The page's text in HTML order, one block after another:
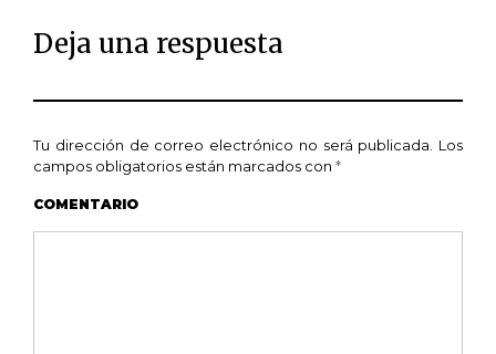
Deja una respuesta
Tu dirección de correo electrónico no será publicada.
Los
campos obligatorios están marcados con *
COMENTARIO